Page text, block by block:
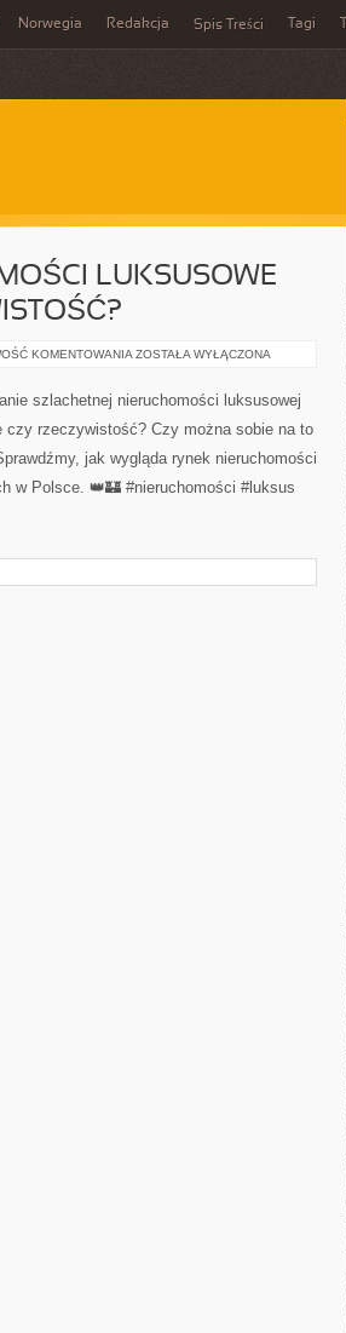
Norwegia Redakcja Spis Treści Tagi
LUKSUSOWE –
KOMENTOWANIA SZLACHETNE
MARZENIE
RZECZYWISTOŚĆ?
ZOSTAŁA WYŁĄCZONA
szlachetnej nieruchomości luksusowej
czy rzeczywistość? Czy można sobie na to
jak wygląda rynek nieruchomości
w Polsce. 👑🏰 #nieruchomości #luksus